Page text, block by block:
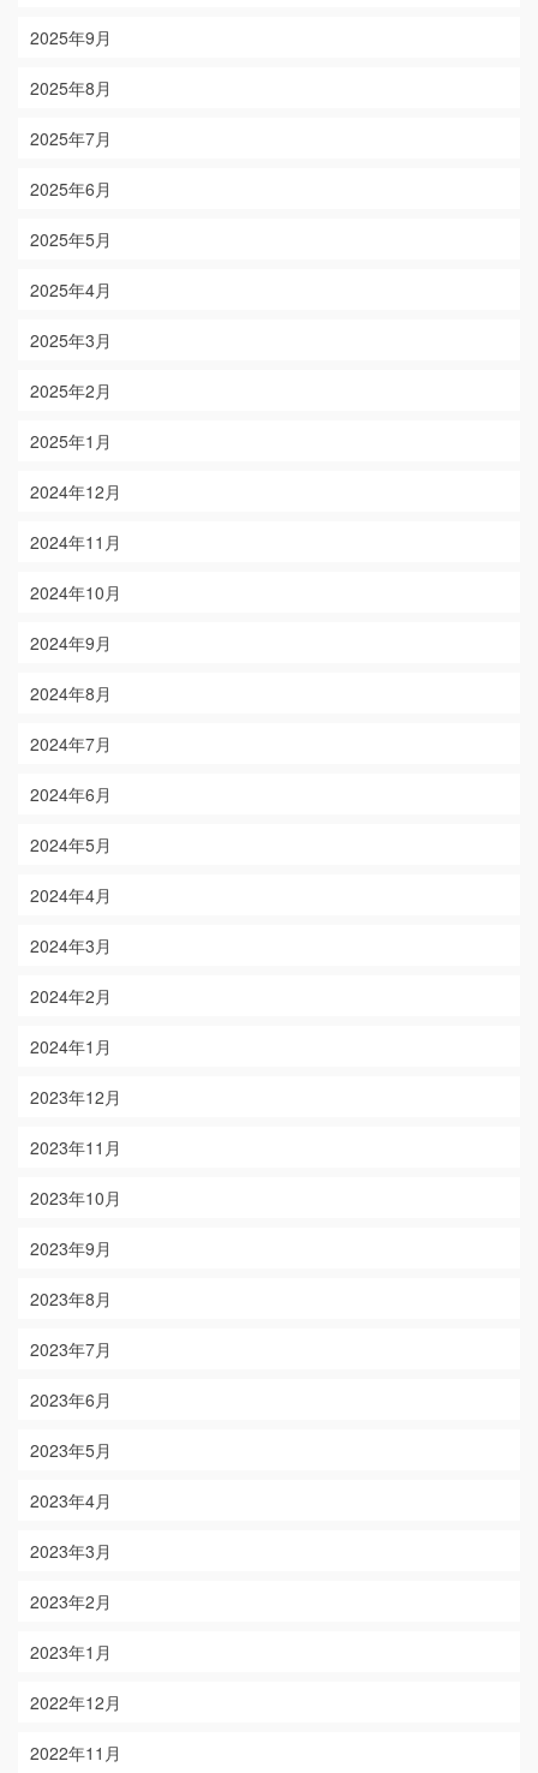
2025年9月
2025年8月
2025年7月
2025年6月
2025年5月
2025年4月
2025年3月
2025年2月
2025年1月
2024年12月
2024年11月
2024年10月
2024年9月
2024年8月
2024年7月
2024年6月
2024年5月
2024年4月
2024年3月
2024年2月
2024年1月
2023年12月
2023年11月
2023年10月
2023年9月
2023年8月
2023年7月
2023年6月
2023年5月
2023年4月
2023年3月
2023年2月
2023年1月
2022年12月
2022年11月